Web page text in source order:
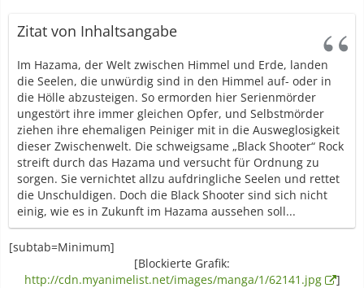
Zitat von Inhaltsangabe
Im Hazama, der Welt zwischen Himmel und Erde, landen
die Seelen, die unwürdig sind in den Himmel auf- oder in
die Hölle abzusteigen. So ermorden hier Serienmörder
ungestört ihre immer gleichen Opfer, und Selbstmörder
ziehen ihre ehemaligen Peiniger mit in die Ausweglosigkeit
dieser Zwischenwelt. Die schweigsame „Black Shooter“ Rock
streift durch das Hazama und versucht für Ordnung zu
sorgen. Sie vernichtet allzu aufdringliche Seelen und rettet
die Unschuldigen. Doch die Black Shooter sind sich nicht
einig, wie es in Zukunft im Hazama aussehen soll...
[subtab=Minimum]
[Blockierte Grafik:
http://cdn.myanimelist.net/images/manga/1/62141.jpg
]